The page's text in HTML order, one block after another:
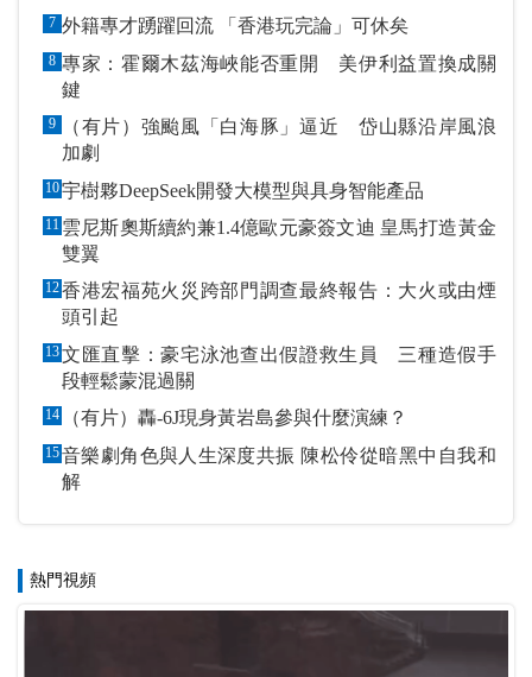
7 外籍專才踴躍回流 「香港玩完論」可休矣
8 專家：霍爾木茲海峽能否重開 美伊利益置換成關
鍵
9
（有片）強颱風「白海豚」逼近 岱山縣沿岸風浪
加劇
10宇樹夥DeepSeek開發大模型與具身智能產品
11 雲尼斯奧斯續約兼1.4億歐元豪簽文迪 皇馬打造黃金
雙翼
12香港宏福苑火災跨部門調查最終報告：大火或由煙
頭引起
13文匯直擊：豪宅泳池查出假證救生員 三種造假手
段輕鬆蒙混過關
14 （有片）轟-6J現身黃岩島參與什麼演練？
15音樂劇角色與人生深度共振 陳松伶從暗黑中自我和
解
熱門視頻